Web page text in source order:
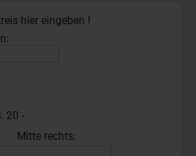
hier eingeben !
20 -
Mitte rechts: